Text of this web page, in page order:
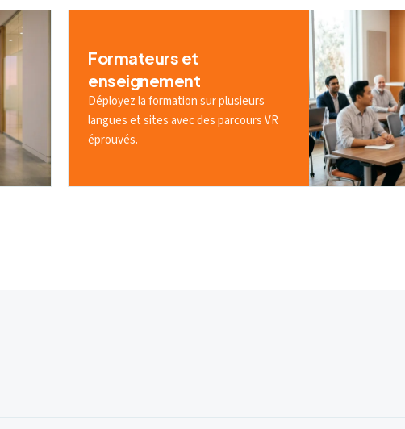
Formateurs et
enseignement
Déployez la formation sur plusieurs
langues et sites avec des parcours VR
éprouvés.